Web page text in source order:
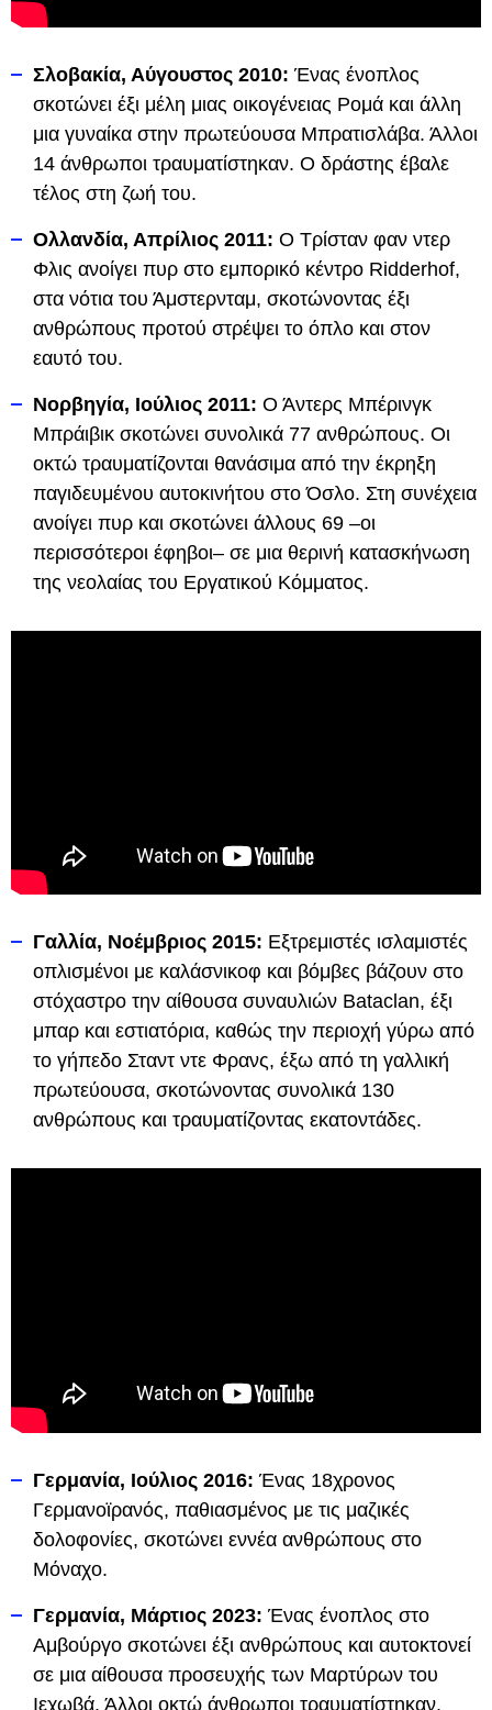
Σλοβακία, Αύγουστος 2010: Ένας ένοπλος
σκοτώνει έξι μέλη μιας οικογένειας Ρομά και άλλη
μια γυναίκα στην πρωτεύουσα Μπρατισλάβα. Άλλοι
14 άνθρωποι τραυματίστηκαν. Ο δράστης έβαλε
τέλος στη ζωή του.
Ολλανδία, Απρίλιος 2011: Ο Τρίσταν φαν ντερ
Φλις ανοίγει πυρ στο εμπορικό κέντρο Ridderhof,
στα νότια του Άμστερνταμ, σκοτώνοντας έξι
ανθρώπους προτού στρέψει το όπλο και στον
εαυτό του.
Νορβηγία, Ιούλιος 2011: Ο Άντερς Μπέρινγκ
Μπράιβικ σκοτώνει συνολικά 77 ανθρώπους. Οι
οκτώ τραυματίζονται θανάσιμα από την έκρηξη
παγιδευμένου αυτοκινήτου στο Όσλο. Στη συνέχεια
ανοίγει πυρ και σκοτώνει άλλους 69 –οι
περισσότεροι έφηβοι– σε μια θερινή κατασκήνωση
της νεολαίας του Εργατικού Κόμματος.
Γαλλία, Νοέμβριος 2015: Εξτρεμιστές ισλαμιστές
οπλισμένοι με καλάσνικοφ και βόμβες βάζουν στο
στόχαστρο την αίθουσα συναυλιών Bataclan, έξι
μπαρ και εστιατόρια, καθώς την περιοχή γύρω από
το γήπεδο Σταντ ντε Φρανς, έξω από τη γαλλική
πρωτεύουσα, σκοτώνοντας συνολικά 130
ανθρώπους και τραυματίζοντας εκατοντάδες.
Γερμανία, Ιούλιος 2016: Ένας 18χρονος
Γερμανοϊρανός, παθιασμένος με τις μαζικές
δολοφονίες, σκοτώνει εννέα ανθρώπους στο
Μόναχο.
Γερμανία, Μάρτιος 2023: Ένας ένοπλος στο
Αμβούργο σκοτώνει έξι ανθρώπους και αυτοκτονεί
σε μια αίθουσα προσευχής των Μαρτύρων του
Ιεχωβά. Άλλοι οκτώ άνθρωποι τραυματίστηκαν,